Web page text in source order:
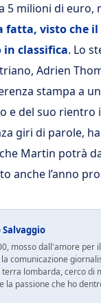
5 milioni di euro,
fatta, visto che il
in classifica. Lo
Adrien
stampa a
e del suo rientro
giri di parole,
Martin potrà
anche l’anno
mosso dall'amore per
comunicazione
terra lombarda, cerco di
la passione che ho